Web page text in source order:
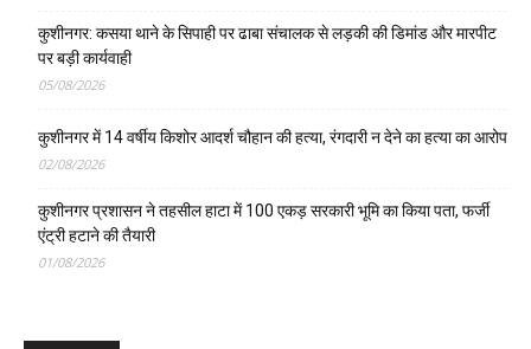
कुशीनगर: कसया थाने के सिपाही पर ढाबा संचालक से लड़की की डिमांड और मारपीट
पर बड़ी कार्यवाही
05/08/2026
कुशीनगर में 14 वर्षीय किशोर आदर्श चौहान की हत्या, रंगदारी न देने का हत्या का आरोप
02/08/2026
कुशीनगर प्रशासन ने तहसील हाटा में 100 एकड़ सरकारी भूमि का किया पता, फर्जी
एंट्री हटाने की तैयारी
01/08/2026